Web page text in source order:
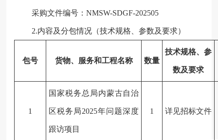
采购文件编号： NMSW-SDGF-202505
2.内容及分包情况（技术规格、参数及要求）
包号 货物、服务和工程名称 数量
技术规格、参
数及要求
1
国家税务总局内蒙古自治
区税务局2025年问题深度
跟访项 目
1 详见招标文件